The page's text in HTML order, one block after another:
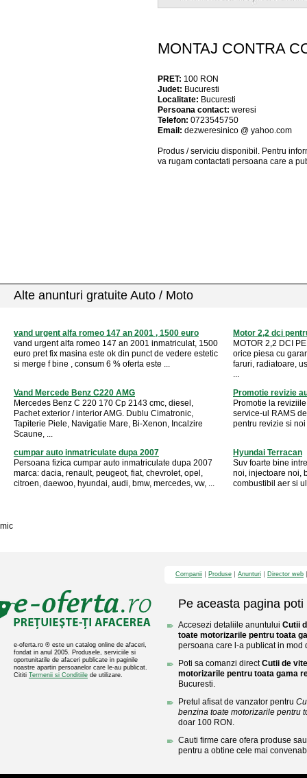
MONTAJ CONTRA
PRET: 100 RON
Judet: Bucuresti
Localitate: Bucuresti
Persoana contact: weresi
Telefon: 0723545750
Email: dezweresinico @ yahoo.com
Produs / serviciu disponibil . Pentru
va rugam contactati persoana care a
Alte anunturi gratuite Auto / Moto
vand urgent alfa romeo 147 an 2001 , 1500 euro
vand urgent alfa romeo 147 an 2001 inmatriculat, 1500
euro pret fix masina este ok din punct de vedere estetic
si merge f bine , consum 6 % oferta este ...
Motor 2,2 dci
MOTOR 2,2 DCI
orice piesa cu
faruri, radiatoare,
...
Vand Mercede Benz C220 AMG
Mercedes Benz C 220 170 Cp 2143 cmc, diesel,
Pachet exterior / interior AMG. Dublu Cimatronic,
Tapiterie Piele, Navigatie Mare, Bi-Xenon, Incalzire
Scaune, ...
Promotie revizie
Promotie la
service-ul RAMS
pentru revizie si
cumpar auto inmatriculate dupa 2007
Persoana fizica cumpar auto inmatriculate dupa 2007
marca: dacia, renault, peugeot, fiat, chevrolet, opel,
citroen, daewoo, hyundai, audi, bmw, mercedes, vw, ...
Hyundai Terracan
Suv foarte bine
noi, injectoare noi,
combustibil aer si
mic
e-oferta.ro ® este un catalog online de afaceri,
fondat in anul 2005. Produsele, serviciile si
oportunitatile de afaceri publicate in paginile
noastre apartin persoanelor care le-au publicat.
Cititi Termenii si Conditiile de utilizare.
Companii Produse Anunturi Director web
Pe aceasta pagina poti
Accesezi detaliile anuntului Cutii
toate motorizarile pentru toata
persoana care l-a publicat in mod
Poti sa comanzi directCutii de
motorizarile pentru toata gama
Bucuresti.
Pretul afisat de vanzator pentru
benzina toate motorizarile pentru
doar 100 RON.
Cauti firme care ofera produse
pentru a obtine cele mai